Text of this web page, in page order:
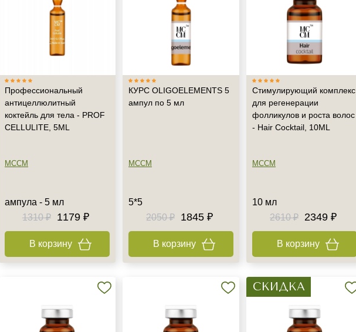
Профессиональный
антицеллюлитный
коктейль для тела - PROF
CELLULITE, 5ML
MCCM
ампула - 5 мл
1310 ₽
1179 ₽
В корзину
КУРС OLIGOELEMENTS 5
ампул по 5 мл
MCCM
5*5
2050 ₽
1845 ₽
В корзину
Стимулирующий комплекс
для регенерации
фолликулов и роста волос
- Hair Cocktail, 10ML
MCCM
10 мл
2610 ₽
2349 ₽
В корзину
СКИДКА
+7 (495) 640-58-89
+7 (929) 933-09-89